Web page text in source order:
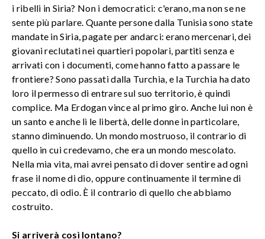
i ribelli in Siria? Non i democratici: c'erano, ma non se ne
sente più parlare. Quante persone dalla Tunisia sono state
mandate in Siria, pagate per andarci: erano mercenari, dei
giovani reclutati nei quartieri popolari, partiti senza e
arrivati con i documenti, come hanno fatto a passare le
frontiere? Sono passati dalla Turchia, e la Turchia ha dato
loro il permesso di entrare sul suo territorio, è quindi
complice. Ma Erdogan vince al primo giro. Anche lui non è
un santo e anche lì le libertà, delle donne in particolare,
stanno diminuendo. Un mondo mostruoso, il contrario di
quello in cui credevamo, che era un mondo mescolato.
Nella mia vita, mai avrei pensato di dover sentire ad ogni
frase il nome di dio, oppure continuamente il termine di
peccato, di odio. È il contrario di quello che abbiamo
costruito.
Si arriverà così lontano?